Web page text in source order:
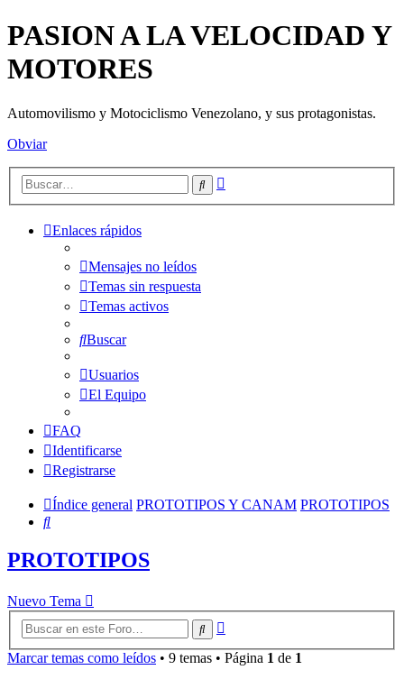
PASION A LA VELOCIDAD Y
MOTORES
Automovilismo y Motociclismo Venezolano, y sus protagonistas.
Obviar
Buscar
Enlaces rápidos
Mensajes no leídos
Temas sin respuesta
Temas activos
Buscar
Usuarios
El Equipo
FAQ
Identificarse
Registrarse
Índice general PROTOTIPOS Y CANAM PROTOTIPOS
Buscar
PROTOTIPOS
Nuevo Tema
Buscar
Marcar temas como leídos • 9 temas • Página 1 de 1